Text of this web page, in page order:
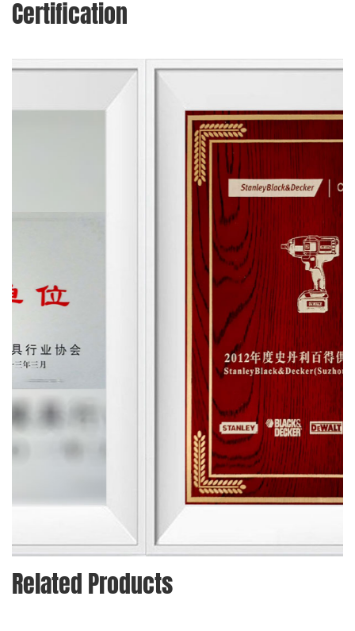
Certification
Related Products